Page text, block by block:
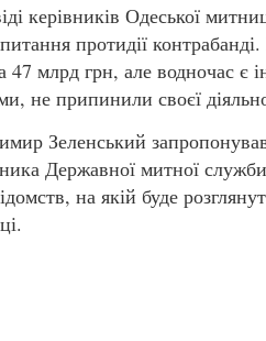
керівників Одеської
протидії
млрд грн, але водночас є
не припинили своєї
Зеленський
Державної митної
на якій буде